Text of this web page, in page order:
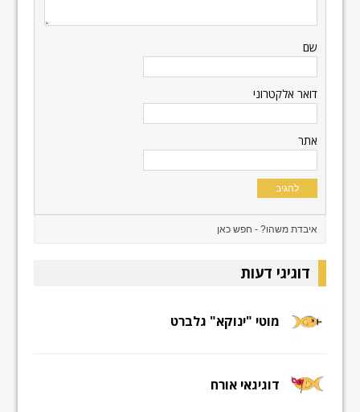
שם
דואר אלקטרוני
אתר
דוגיגי דעות
מוטי "ינוקא" גלברט
דוגיגאי אורח